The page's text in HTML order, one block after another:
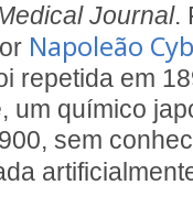
Journal.
Napoleão
repetida em
um químico
sem